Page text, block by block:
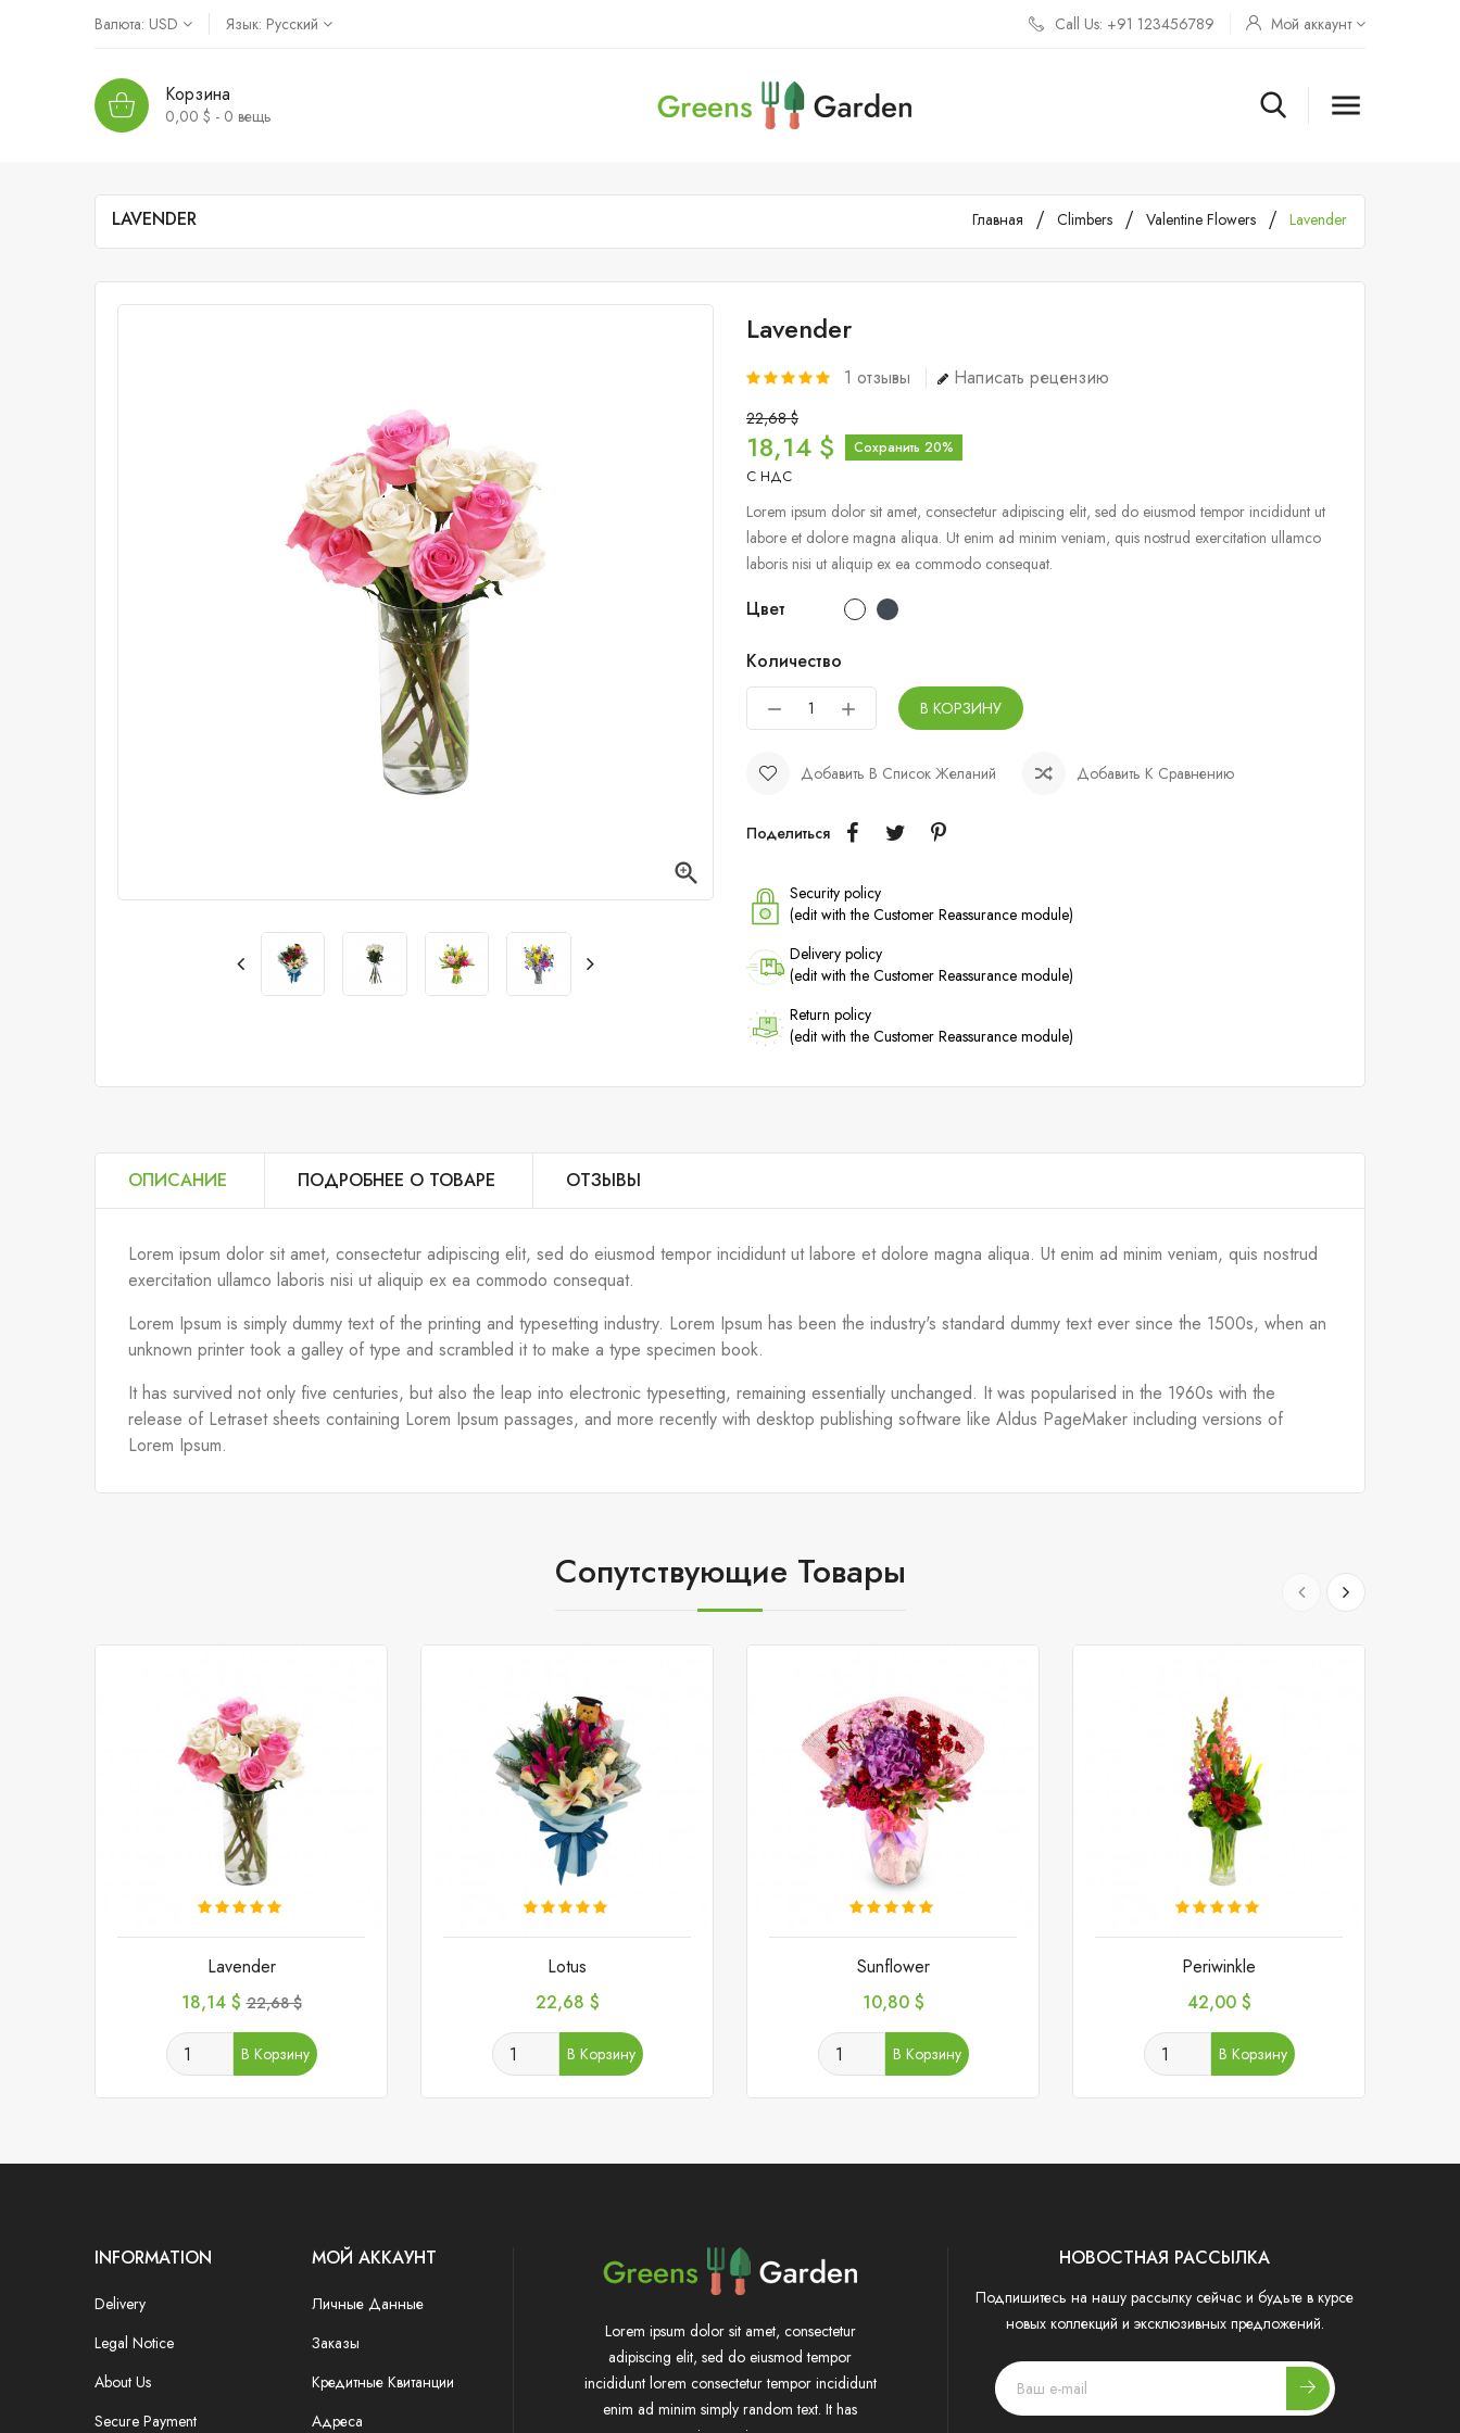
Валюта: USD Язык: Русский Call Us: +91 123456789 Мой аккаунт
Корзина
0,00 $ - 0 вещь 
LAVENDER Главная Climbers Valentine Flowers Lavender

Lavender
1 отзывы Написать рецензию
22,68 $
18,14 $ Сохранить 20%
С НДС
Lorem ipsum dolor sit amet, consectetur adipiscing elit, sed do eiusmod tempor incididunt ut
labore et dolore magna aliqua. Ut enim ad minim veniam, quis nostrud exercitation ullamco
laboris nisi ut aliquip ex ea commodo consequat.
Цвет
Количество
В КОРЗИНУ
Добавить В Список Желаний Добавить К Сравнению
Поделиться
Security policy
(edit with the Customer Reassurance module)
Delivery policy
(edit with the Customer Reassurance module)
Return policy
(edit with the Customer Reassurance module)
ОПИСАНИЕ ПОДРОБНЕЕ О ТОВАРЕ ОТЗЫВЫ
Lorem ipsum dolor sit amet, consectetur adipiscing elit, sed do eiusmod tempor incididunt ut labore et dolore magna aliqua. Ut enim ad minim veniam, quis nostrud
exercitation ullamco laboris nisi ut aliquip ex ea commodo consequat.
Lorem Ipsum is simply dummy text of the printing and typesetting industry. Lorem Ipsum has been the industry's standard dummy text ever since the 1500s, when an
unknown printer took a galley of type and scrambled it to make a type specimen book.
It has survived not only five centuries, but also the leap into electronic typesetting, remaining essentially unchanged. It was popularised in the 1960s with the
release of Letraset sheets containing Lorem Ipsum passages, and more recently with desktop publishing software like Aldus PageMaker including versions of
Lorem Ipsum.
Сопутствующие Товары
Lavender
Цена
18,14 $ Базовая
22,68 $
В Корзину
Lotus
Цена
22,68 $
В Корзину
Sunflower
Цена
10,80 $
В Корзину
Periwinkle
Цена
42,00 $
В Корзину
INFORMATION
Delivery
Legal Notice
About Us
Secure Payment
МОЙ АККАУНТ
Личные Данные
Заказы
Кредитные Квитанции
Адреса
Lorem ipsum dolor sit amet, consectetur
adipiscing elit, sed do eiusmod tempor
incididunt lorem consectetur tempor incididunt
enim ad minim simply random text. It has
НОВОСТНАЯ РАССЫЛКА
Подпишитесь на нашу рассылку сейчас и будьте в курсе
новых коллекций и эксклюзивных предложений.